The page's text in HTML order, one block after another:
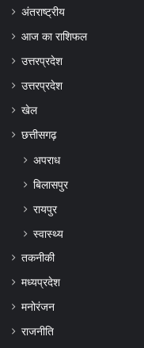
अंतराष्ट्रीय
आज का राशिफल
उत्तरप्रदेश
उत्तरप्रदेश
खेल
छत्तीसगढ़
अपराध
बिलासपुर
रायपुर
स्वास्थ्य
तकनीकी
मध्यप्रदेश
मनोरंजन
राजनीति